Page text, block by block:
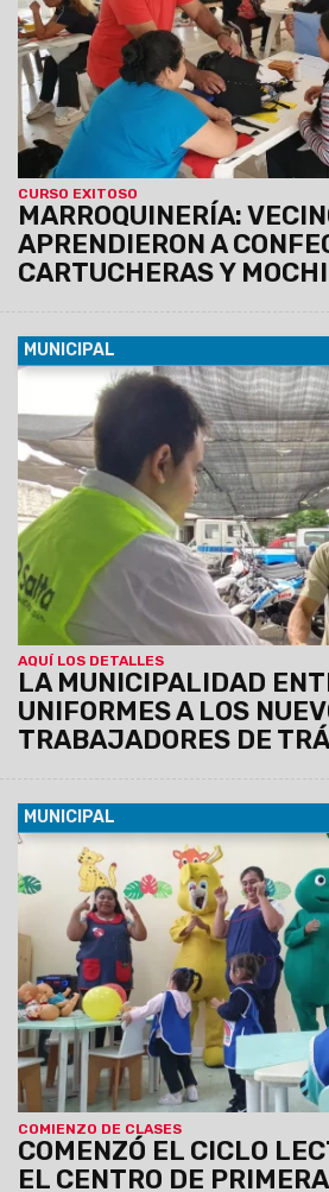
CURSO EXITOSO
MARROQUINERÍA:
APRENDIERON A
CARTUCHERAS Y
MUNICIPAL
AQUÍ LOS DETALLES
LA MUNICIPALIDAD
UNIFORMES A LOS
TRABAJADORES DE
05/03/2024 Un total de 27 fueron
recibió el personal municipal. En la
presentes el intendente, Emiliano
Tránsito y Seguridad Vial, Matias
MUNICIPAL
COMIENZO DE CLASES
COMENZÓ EL CICLO
EL CENTRO DE
04/03/2024
Con la presencia del
Durand, iniciaron las clases en el
“Angelitos traviesos”. Al lugar asisten
años, en dos turnos.